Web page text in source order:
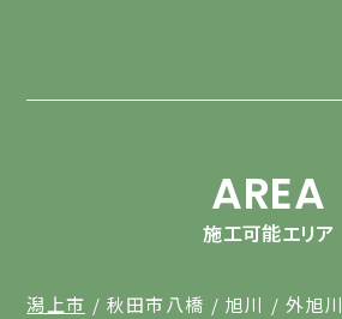
AREA
施工可能エリア
潟上市 秋田市八橋 旭川 外旭川